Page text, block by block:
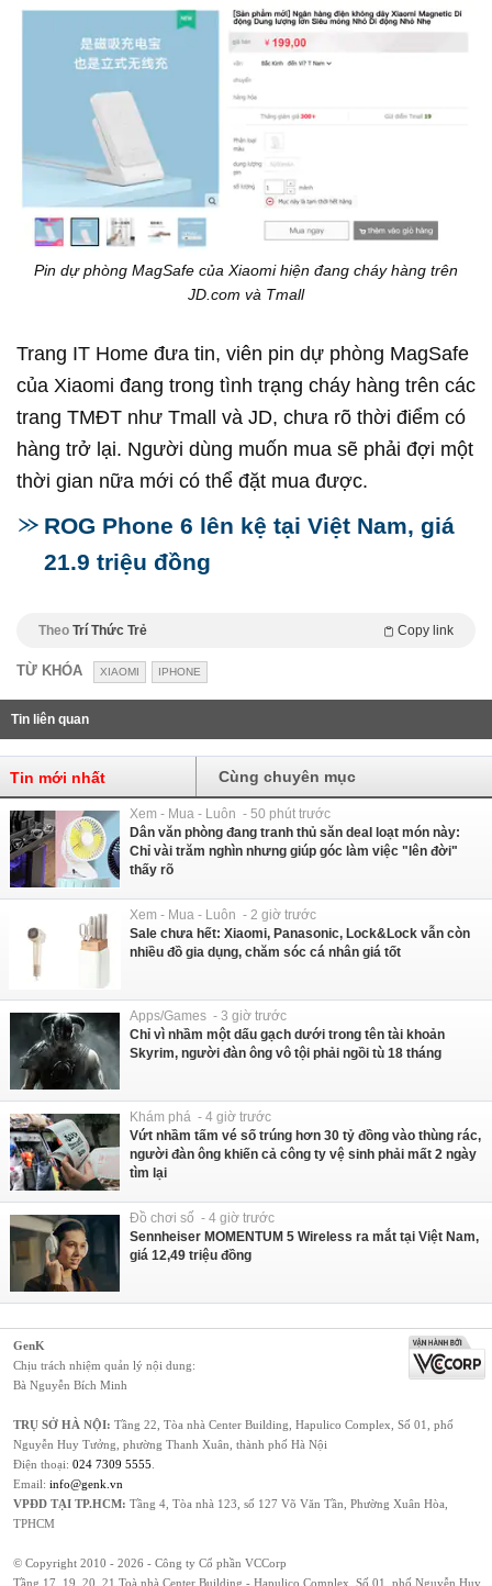
Pin dự phòng MagSafe của Xiaomi hiện đang cháy hàng trên
JD.com và Tmall
Trang IT Home đưa tin, viên pin dự phòng MagSafe
của Xiaomi đang trong tình trạng cháy hàng trên các
trang TMĐT như Tmall và JD, chưa rõ thời điểm có
hàng trở lại. Người dùng muốn mua sẽ phải đợi một
thời gian nữa mới có thể đặt mua được.
ROG Phone 6 lên kệ tại Việt Nam, giá
21.9 triệu đồng
Theo Trí Thức Trẻ Copy link
TỪ KHÓA XIAOMI IPHONE
Tin liên quan
Tin mới nhất Cùng chuyên mục
Xem - Mua - Luôn - 50 phút trước
Dân văn phòng đang tranh thủ săn deal loạt món này:
Chỉ vài trăm nghìn nhưng giúp góc làm việc "lên đời"
thấy rõ
Xem - Mua - Luôn - 2 giờ trước
Sale chưa hết: Xiaomi, Panasonic, Lock&Lock vẫn còn
nhiều đồ gia dụng, chăm sóc cá nhân giá tốt
Apps/Games - 3 giờ trước
Chỉ vì nhầm một dấu gạch dưới trong tên tài khoản
Skyrim, người đàn ông vô tội phải ngồi tù 18 tháng
Khám phá - 4 giờ trước
Vứt nhầm tấm vé số trúng hơn 30 tỷ đồng vào thùng rác,
người đàn ông khiến cả công ty vệ sinh phải mất 2 ngày
tìm lại
Đồ chơi số - 4 giờ trước
Sennheiser MOMENTUM 5 Wireless ra mắt tại Việt Nam,
giá 12,49 triệu đồng
GenK
Chịu trách nhiệm quản lý nội dung:
Bà Nguyễn Bích Minh
TRỤ SỞ HÀ NỘI: Tầng 22, Tòa nhà Center Building, Hapulico Complex, Số 01, phố
Nguyễn Huy Tưởng, phường Thanh Xuân, thành phố Hà Nội
Điện thoại: 024 7309 5555
Email: info@genk.vn
VPĐD TẠI TP.HCM: Tầng 4, Tòa nhà 123, số 127 Võ Văn Tần, Phường Xuân Hòa,
TPHCM
© Copyright 2010 - 2026 - Công ty Cổ phần VCCorp
Tầng 17, 19, 20, 21 Toà nhà Center Building - Hapulico Complex, Số 01, phố Nguyễn Huy